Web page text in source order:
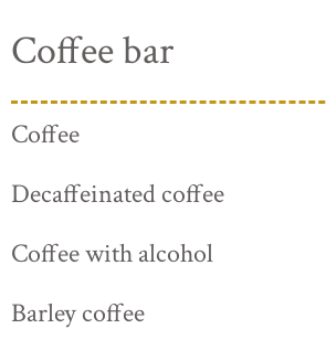
Coffee bar
Coffee
Decaffeinated coffee
Coffee with alcohol
Barley coffee